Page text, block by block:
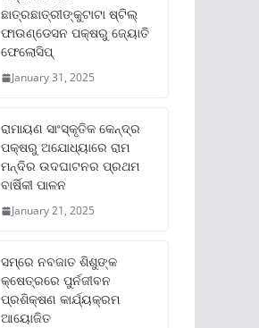
ଛାତ୍ରଛାତ୍ରୀଙ୍କୁଟାଟା ଷ୍ଟିଲ୍
ଫାଉଣ୍ଡେସନ ପକ୍ଷରୁ ଜ୍ୟୋତି
ଫେଲୋସିପ୍‌
January 31, 2025
ରାମାୟଣ ସାଂସ୍କୃତିକ କେନ୍ଦ୍ର
ପକ୍ଷରୁ ଅଯୋଧ୍ୟାରେ ରାମ
ମନ୍ଦିର ଉଦଘାଟନର ପ୍ରଥମ
ବାର୍ଷିକୀ ପାଳନ
January 21, 2025
ସମ୍‌ରେ ନବଜାତ ଶିଶୁଙ୍କ
କ୍ଷେତ୍ରରେ ପୁର୍ନଜୀବନ
ପ୍ରଶିକ୍ଷଣ କାର୍ଯ୍ୟକ୍ରମ
ଆୟୋଜିତ